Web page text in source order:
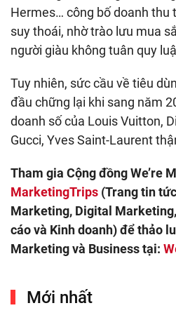
Hermes… công bố doanh thu
suy thoái, nhờ trào lưu mua
người giàu không tuân quy
Tuy nhiên, sức cầu về tiêu
đầu chững lại khi sang năm
doanh số của Louis Vuitton,
Gucci, Yves Saint-Laurent
Tham gia Cộng đồng We’re
MarketingTrips (Trang tin
Marketing, Digital
cáo và Kinh doanh) để thảo
Marketing và Business tại:
Mới nhất